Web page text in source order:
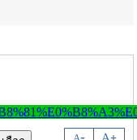
-